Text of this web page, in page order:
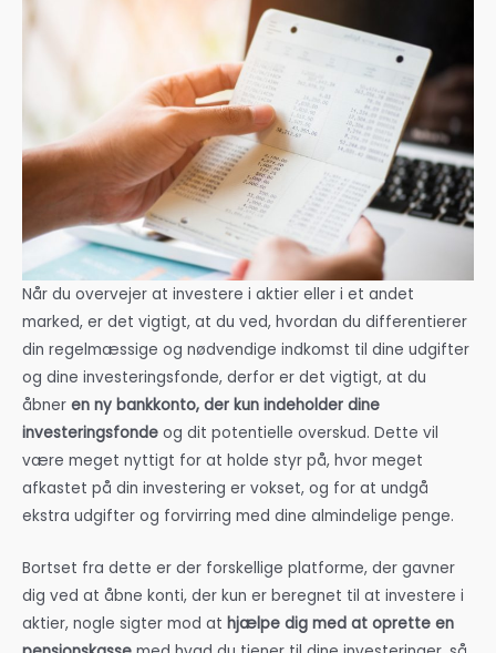
Når du overvejer at investere i aktier eller i et andet
marked, er det vigtigt, at du ved, hvordan du differentierer
din regelmæssige og nødvendige indkomst til dine udgifter
og dine investeringsfonde, derfor er det vigtigt, at du
åbner en ny bankkonto, der kun indeholder dine
investeringsfonde og dit potentielle overskud. Dette vil
være meget nyttigt for at holde styr på, hvor meget
afkastet på din investering er vokset, og for at undgå
ekstra udgifter og forvirring med dine almindelige penge.
Bortset fra dette er der forskellige platforme, der gavner
dig ved at åbne konti, der kun er beregnet til at investere i
aktier, nogle sigter mod at hjælpe dig med at oprette en